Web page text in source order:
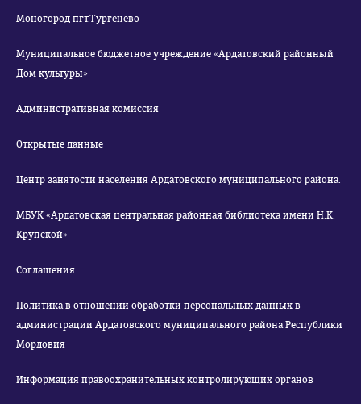
Моногород пгт.Тургенево
Муниципальное бюджетное учреждение «Ардатовский районный
Дом культуры»
Административная комиссия
Открытые данные
Центр занятости населения Ардатовского муниципального района.
МБУК «Ардатовская центральная районная библиотека имени Н.К.
Крупской»
Соглашения
Политика в отношении обработки персональных данных в
администрации Ардатовского муниципального района Республики
Мордовия
Информация правоохранительных контролирующих органов